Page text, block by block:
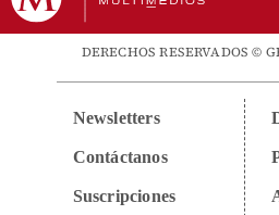
DERECHOS RESERVADOS ©
Newsletters
Contáctanos
Suscripciones